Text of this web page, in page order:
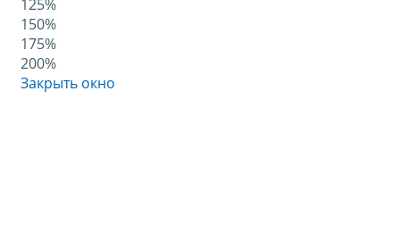
125%
150%
175%
200%
Закрыть окно